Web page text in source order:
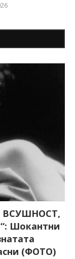
ВСУШНОСТ,
Шокантни
(ФОТО)